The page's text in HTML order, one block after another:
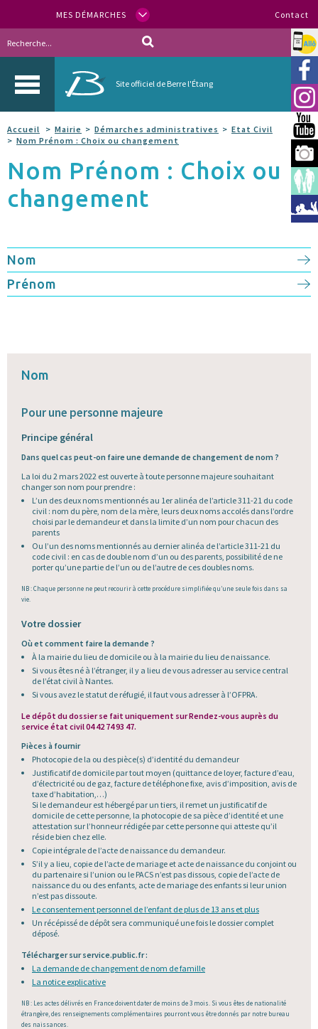
MES DÉMARCHES Contact
Site officiel de Berre l'Étang
Allo
Accueil Mairie Démarches administratives
Etat Civil
Nom Prénom : Choix ou changement
Nom Prénom : Choix ou
changement
Nom
Prénom
Nom
Pour une personne majeure
Principe général
Dans quel cas peut-on faire une demande de changement de nom ?
La loi du 2 mars 2022 est ouverte à toute personne majeure souhaitant
changer son nom pour prendre :
L’un des deux noms mentionnés au 1er alinéa de l’article 311-21 du code
civil : nom du père, nom de la mère, leurs deux noms accolés dans l’ordre
choisi par le demandeur et dans la limite d’un nom pour chacun des
parents
Ou l’un des noms mentionnés au dernier alinéa de l’article 311-21 du
code civil : en cas de double nom d’un ou des parents, possibilité de ne
porter qu’une partie de l’un ou de l’autre de ces doubles noms.
NB : Chaque personne ne peut recourir à cette procédure simplifiée qu’une seule fois dans sa
vie.
Votre dossier
Où et comment faire la demande ?
À la mairie du lieu de domicile ou à la mairie du lieu de naissance.
Si vous êtes né à l’étranger, il y a lieu de vous adresser au service central
de l’état civil à Nantes.
Si vous avez le statut de réfugié, il faut vous adresser à l’OFPRA.
Le dépôt du dossier se fait uniquement sur Rendez-vous auprès du
service état civil 04 42 74 93 47.
Pièces à fournir
Photocopie de la ou des pièce(s) d’identité du demandeur
Justificatif de domicile par tout moyen (quittance de loyer, facture d’eau,
d’électricité ou de gaz, facture de téléphone fixe, avis d’imposition, avis de
taxe d’habitation,…)
Si le demandeur est hébergé par un tiers, il remet un justificatif de
domicile de cette personne, la photocopie de sa pièce d’identité et une
attestation sur l’honneur rédigée par cette personne qui atteste qu’il
réside bien chez elle.
Copie intégrale de l’acte de naissance du demandeur.
S’il y a lieu, copie de l’acte de mariage et acte de naissance du conjoint ou
du partenaire si l’union ou le PACS n’est pas dissous, copie de l’acte de
naissance du ou des enfants, acte de mariage des enfants si leur union
n’est pas dissoute.
Le consentement personnel de l’enfant de plus de 13 ans et plus
Un récépissé de dépôt sera communiqué une fois le dossier complet
déposé.
Télécharger sur service.public.fr :
La demande de changement de nom de famille
La notice explicative
NB : Les actes délivrés en France doivent dater de moins de 3 mois. Si vous êtes de nationalité
étrangère, des renseignements complémentaires pourront vous être donnés par notre bureau
des naissances.